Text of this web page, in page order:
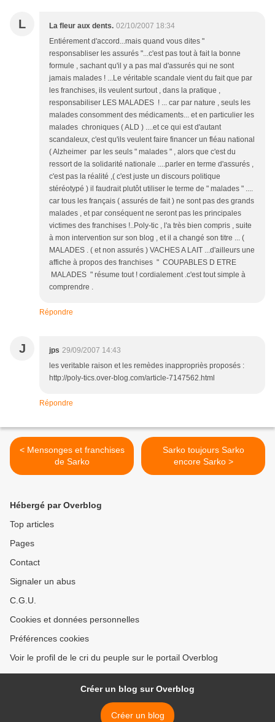
L La fleur aux dents. 02/10/2007 18:34
Entiérement d'accord...mais quand vous dites "
responsabliser les assurés "...c'est pas tout à fait la bonne
formule , sachant qu'il y a pas mal d'assurés qui ne sont
jamais malades ! ...Le véritable scandale vient du fait que par
les franchises, ils veulent surtout , dans la pratique ,
responsabiliser LES MALADES ! ... car par nature , seuls les
malades consomment des médicaments... et en particulier les
malades chroniques ( ALD ) ....et ce qui est d'autant
scandaleux, c'est qu'ils veulent faire financer un fléau national
( Alzheimer par les seuls " malades " , alors que c'est du
ressort de la solidarité nationale ....parler en terme d'assurés ,
c'est pas la réalité ,( c'est juste un discours politique
stéréotypé ) il faudrait plutôt utiliser le terme de " malades " ....
car tous les français ( assurés de fait ) ne sont pas des grands
malades , et par conséquent ne seront pas les principales
victimes des franchises !..Poly-tic , l'a très bien compris , suite
à mon intervention sur son blog , et il a changé son titre ... (
MALADES . ( et non assurés ) VACHES A LAIT ...d'ailleurs une
affiche à propos des franchises " COUPABLES D ETRE
MALADES " résume tout ! cordialement .c'est tout simple à
comprendre .
Répondre
J jps 29/09/2007 14:43
les veritable raison et les remèdes inappropriès proposés :
http://poly-tics.over-blog.com/article-7147562.html
Répondre
< Mensonges et franchises
de Sarko
Sarko toujours Sarko
encore Sarko >
Hébergé par Overblog
Top articles
Pages
Contact
Signaler un abus
C.G.U.
Cookies et données personnelles
Préférences cookies
Voir le profil de le cri du peuple sur le portail Overblog
Créer un blog sur Overblog
Créer un blog